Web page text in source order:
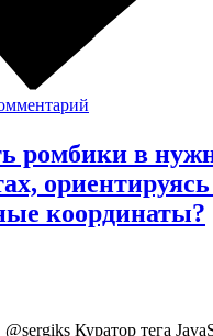
ромбики в
координаты?
@sergiks Куратор тега